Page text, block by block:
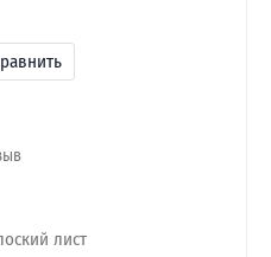
лист